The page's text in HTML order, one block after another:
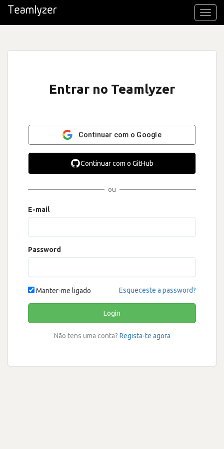
Entrar no Teamlyzer
Continuar com o Google
Continuar com o GitHub
ou
E-mail
Password
Manter-me ligado Esqueceste a password?
Login
Não tens uma conta? Regista-te agora